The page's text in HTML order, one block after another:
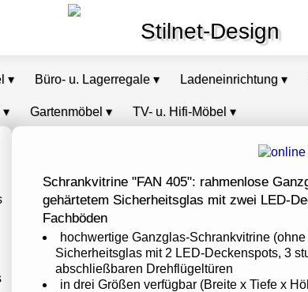
Stilnet-Design
Schrankvitrine "FAN 405": rahmenlose
gehärtetem Sicherheitsglas mit zwei LED-
Fachböden
hochwertige Ganzglas-Schrankvitrine
Sicherheitsglas mit 2 LED-Deckenspots, 3
abschließbaren Drehflügeltüren
in drei Größen verfügbar (Breite x Tiefe x
▾ Büro- u. Lagerregale ▾ Ladeneinrichtung ▾
▾ Gartenmöbel ▾ TV- u. Hifi-Möbel ▾